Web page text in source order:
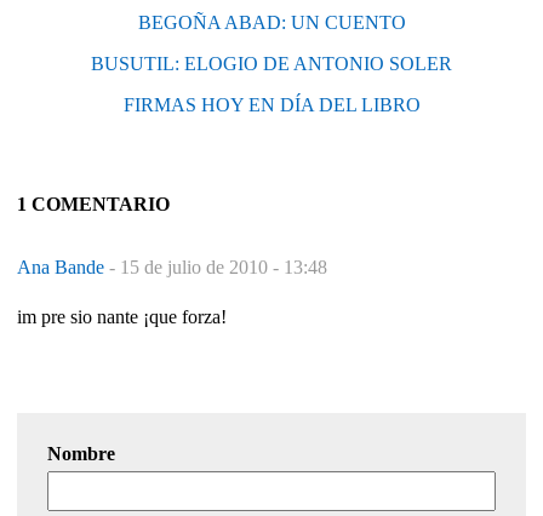
BEGOÑA ABAD: UN CUENTO
BUSUTIL: ELOGIO DE ANTONIO SOLER
FIRMAS HOY EN DÍA DEL LIBRO
1 COMENTARIO
Ana Bande - 15 de julio de 2010 - 13:48
im pre sio nante ¡que forza!
Nombre